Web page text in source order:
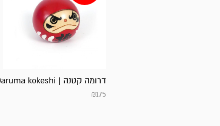
דרומה קטנה | Daruma kokeshi
₪175